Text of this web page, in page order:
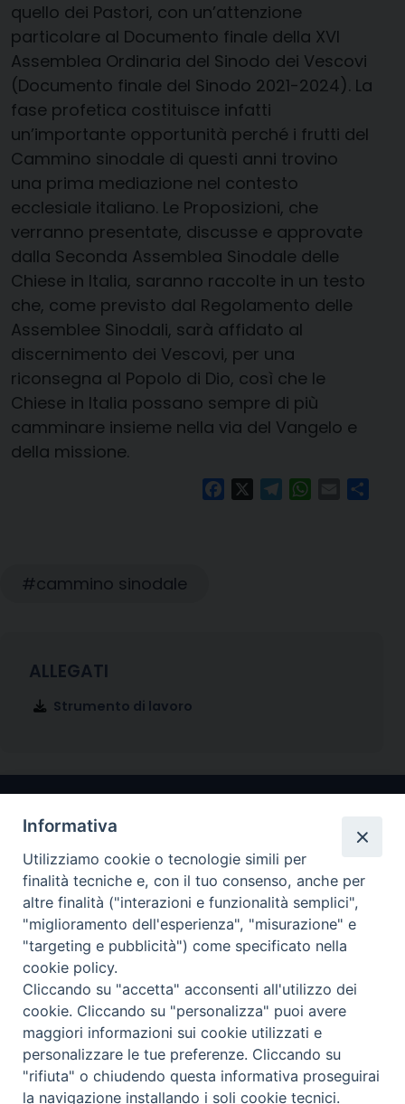
quello dei Pastori, con un’attenzione
particolare al Documento finale della XVI
Assemblea Ordinaria del Sinodo dei Vescovi
(Documento finale del Sinodo 2021-2024). La
fase profetica costituisce infatti
un’importante opportunità perché i frutti del
Cammino sinodale di questi anni trovino
una prima mediazione nel contesto
ecclesiale italiano. Le Proposizioni, che
verranno presentate, discusse e approvate
dalla Seconda Assemblea Sinodale delle
Chiese in Italia, saranno raccolte in un testo
che, come previsto dal Regolamento delle
Assemblee Sinodali, sarà affidato al
discernimento dei Vescovi, per una
riconsegna al Popolo di Dio, così che le
Chiese in Italia possano sempre di più
camminare insieme nella via del Vangelo e
della missione.
FacebookTelegramWhatsApp
Email
cammino sinodale
Strumento di lavoro
Arcidiocesi di Ravenna-Cervia
CONTATTI
Piazza Arcivescovado, 1 48121- Ravenna
tel 0544.541655
curia@diocesiravennacervia.it
Informativa
Utilizziamo cookie o tecnologie simili per
finalità tecniche e, con il tuo consenso, anche per
altre finalità ("interazioni e funzionalità semplici",
"miglioramento dell'esperienza", "misurazione" e
"targeting e pubblicità") come specificato nella
cookie policy.
Cliccando su "accetta" acconsenti all'utilizzo dei
cookie. Cliccando su "personalizza" puoi avere
maggiori informazioni sui cookie utilizzati e
personalizzare le tue preferenze. Cliccando su
"rifiuta" o chiudendo questa informativa proseguirai
la navigazione installando i soli cookie tecnici.